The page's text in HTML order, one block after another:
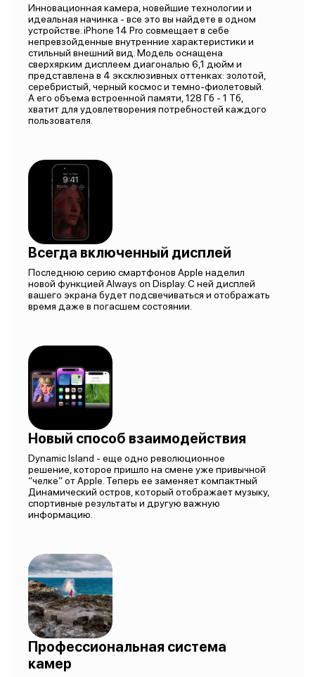
Инновационная камера, новейшие технологии и
идеальная начинка - все это вы найдете в одном
устройстве. iPhone 14 Pro совмещает в себе
непревзойденные внутренние характеристики и
стильный внешний вид. Модель оснащена
сверхярким дисплеем диагональю 6,1 дюйм и
представлена в 4 эксклюзивных оттенках: золотой,
серебристый, черный космос и темно-фиолетовый.
А его объема встроенной памяти, 128 Гб - 1 Тб,
хватит для удовлетворения потребностей каждого
пользователя.
Всегда включенный дисплей
Последнюю серию смартфонов Apple наделил
новой функцией Always on Display. С ней дисплей
вашего экрана будет подсвечиваться и отображать
время даже в погасшем состоянии.
Новый способ взаимодействия
Dynamic Island - еще одно революционное
решение, которое пришло на смене уже привычной
“челке” от Apple. Теперь ее заменяет компактный
Динамический остров, который отображает музыку,
спортивные результаты и другую важную
информацию.
Профессиональная система
камер